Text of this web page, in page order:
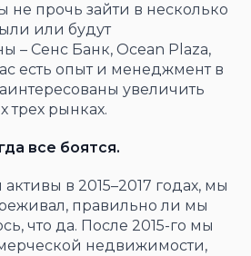
прочь зайти в несколько
или будут
– Сенс Банк, Ocean Plaza,
есть опыт и менеджмент в
увеличить
трех рынках.
все боятся.
в 2015–2017 годах, мы
правильно ли мы
что да. После 2015-го мы
недвижимости,